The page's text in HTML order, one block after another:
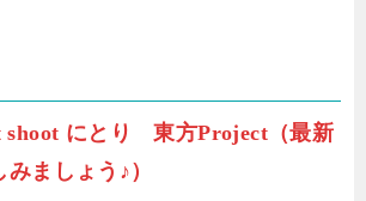
shoot にとり 東方Project（最新
ましょう♪）